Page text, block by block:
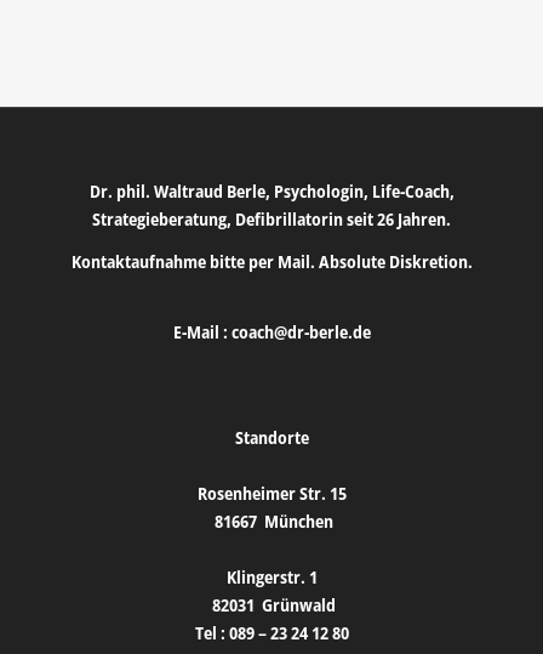
Dr. phil. Waltraud Berle, Psychologin, Life-Coach,
Strategieberatung, Defibrillatorin seit 26 Jahren.
Kontaktaufnahme bitte per Mail. Absolute Diskretion.
E-Mail : coach@dr-berle.de
Standorte
Rosenheimer Str. 15
81667 München
Klingerstr. 1
82031 Grünwald
Tel : 089 – 23 24 12 80